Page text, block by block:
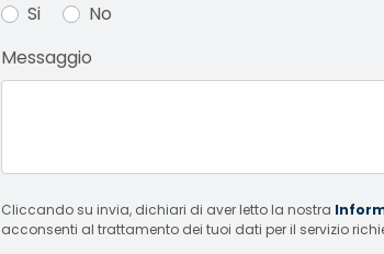
Si
No
Messaggio
Cliccando su invia, dichiari di aver letto la nostra
acconsenti al trattamento dei tuoi dati per il servizio